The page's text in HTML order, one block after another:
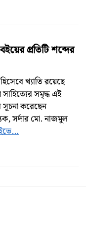
প্রতিটি শব্দের
খ্যাতি রয়েছে
সাহিত্যের সমৃদ্ধ এই
করেছেন
সর্দার মো. নাজমুল